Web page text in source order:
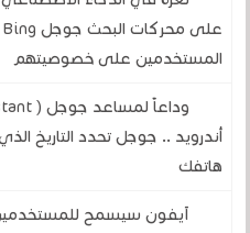
المستخدمين على خصوصيتهم
أندرويد .. جوجل تحدد التاريخ
هاتفك
آيفون سيسمح